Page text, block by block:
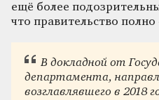
ещё более
что правительство полно
В докладной от
департамента,
возглавлявшего в 2018